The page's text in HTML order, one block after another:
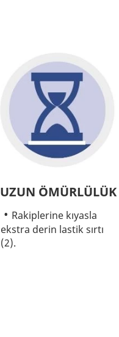
UZUN ÖMÜRLÜLÜK
Rakiplerine kıyasla
ekstra derin lastik sırtı
(2).